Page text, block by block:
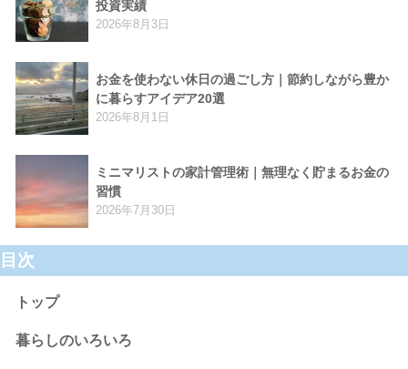
投資実績
2026年8月3日
お金を使わない休日の過ごし方｜節約しながら豊か
に暮らすアイデア20選
2026年8月1日
ミニマリストの家計管理術｜無理なく貯まるお金の
習慣
2026年7月30日
目次
トップ
暮らしのいろいろ